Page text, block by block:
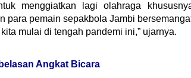
menggiatkan lagi olahraga
para pemain sepakbola Jambi
mulai di tengah pandemi ini,” ujarnya.
Angkat Bicara